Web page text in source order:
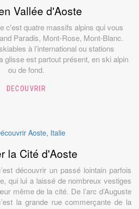
Vallée d'Aoste
c'est quatre massifs alpins qui vous
Paradis, Mont-Rose, Mont-Blanc.
à l’international ou stations
glisse est partout présent, en ski alpin
ou de fond.
DECOUVRIR
la Cité d'Aoste
découvrir un passé lointain parfois
qui lui a laissé de nombreux vestiges
même de la cité. De l’arc d’Auguste
la grande rue commerçante de la